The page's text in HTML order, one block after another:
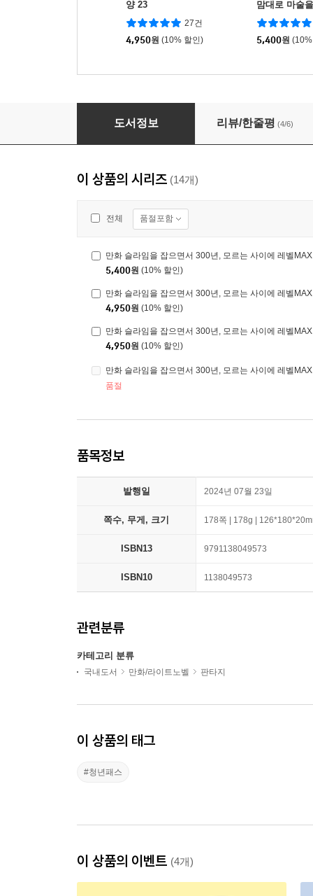
양 23
27건
4,950원 (10% 할인)
맘대로 마술
21
5,400원
만화 슬라임을 잡으면서 300년, 모르는 사이에
도서정보 리뷰/한줄평 (4/6)
이 상품의 시리즈 (14개)
전체 품절포함
만화 슬라임을 잡으면서 300년, 모르는 사이에 레벨
5,400원 (10% 할인)
만화 슬라임을 잡으면서 300년, 모르는 사이에 레벨
4,950원 (10% 할인)
만화 슬라임을 잡으면서 300년, 모르는 사이에 레벨
4,950원 (10% 할인)
만화 슬라임을 잡으면서 300년, 모르는 사이에 레벨
품절
품목정보
발행일 2024년 07월 23일
쪽수, 무게, 크기 178쪽 | 178g |
ISBN13 9791138049573
ISBN10 1138049573
관련분류
카테고리 분류
국내도서 만화/라이트노벨 판타지
이 상품의 태그
#청년패스
이 상품의 이벤트 (4개)